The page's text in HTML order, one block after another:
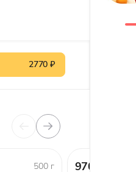
2770 ₽
500 г 970 ₽